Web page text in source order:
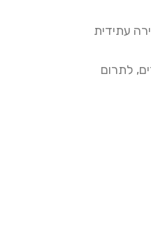
עתידית
לתרום